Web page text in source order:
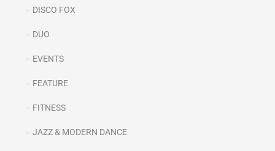
DISCO FOX
DUO
EVENTS
FEATURE
FITNESS
JAZZ & MODERN DANCE